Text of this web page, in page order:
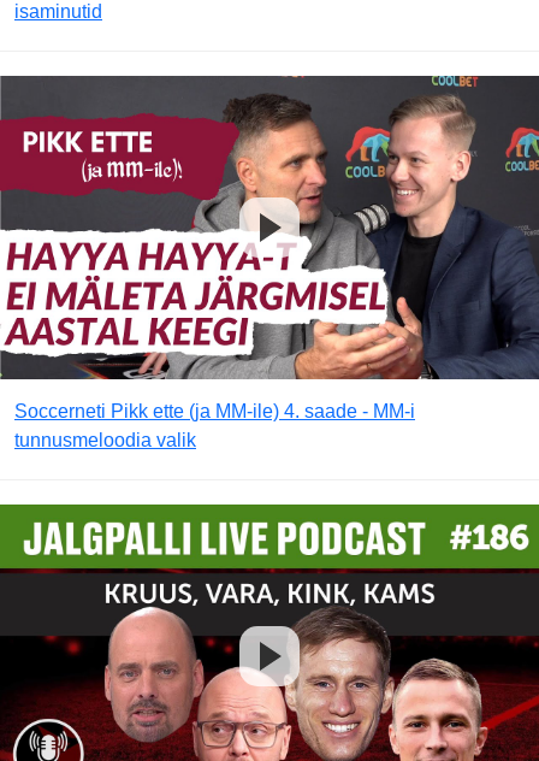
isaminutid
Soccerneti Pikk ette (ja MM-ile) 4. saade - MM-i
tunnusmeloodia valik